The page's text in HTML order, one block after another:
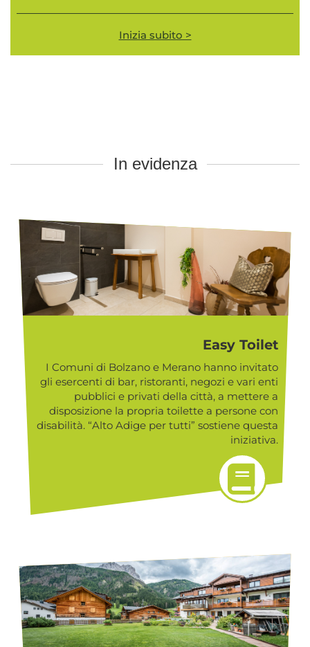
Inizia subito >
In evidenza
Easy Toilet
I Comuni di Bolzano e Merano hanno invitato
gli esercenti di bar, ristoranti, negozi e vari enti
pubblici e privati della città, a mettere a
disposizione la propria toilette a persone con
disabilità. “Alto Adige per tutti” sostiene questa
iniziativa.